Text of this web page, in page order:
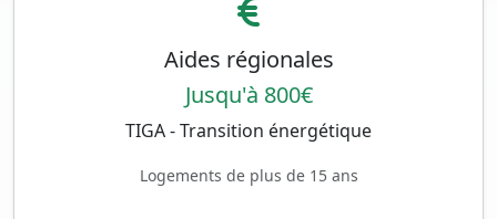
Aides régionales
Jusqu'à 800€
TIGA - Transition énergétique
Logements de plus de 15 ans